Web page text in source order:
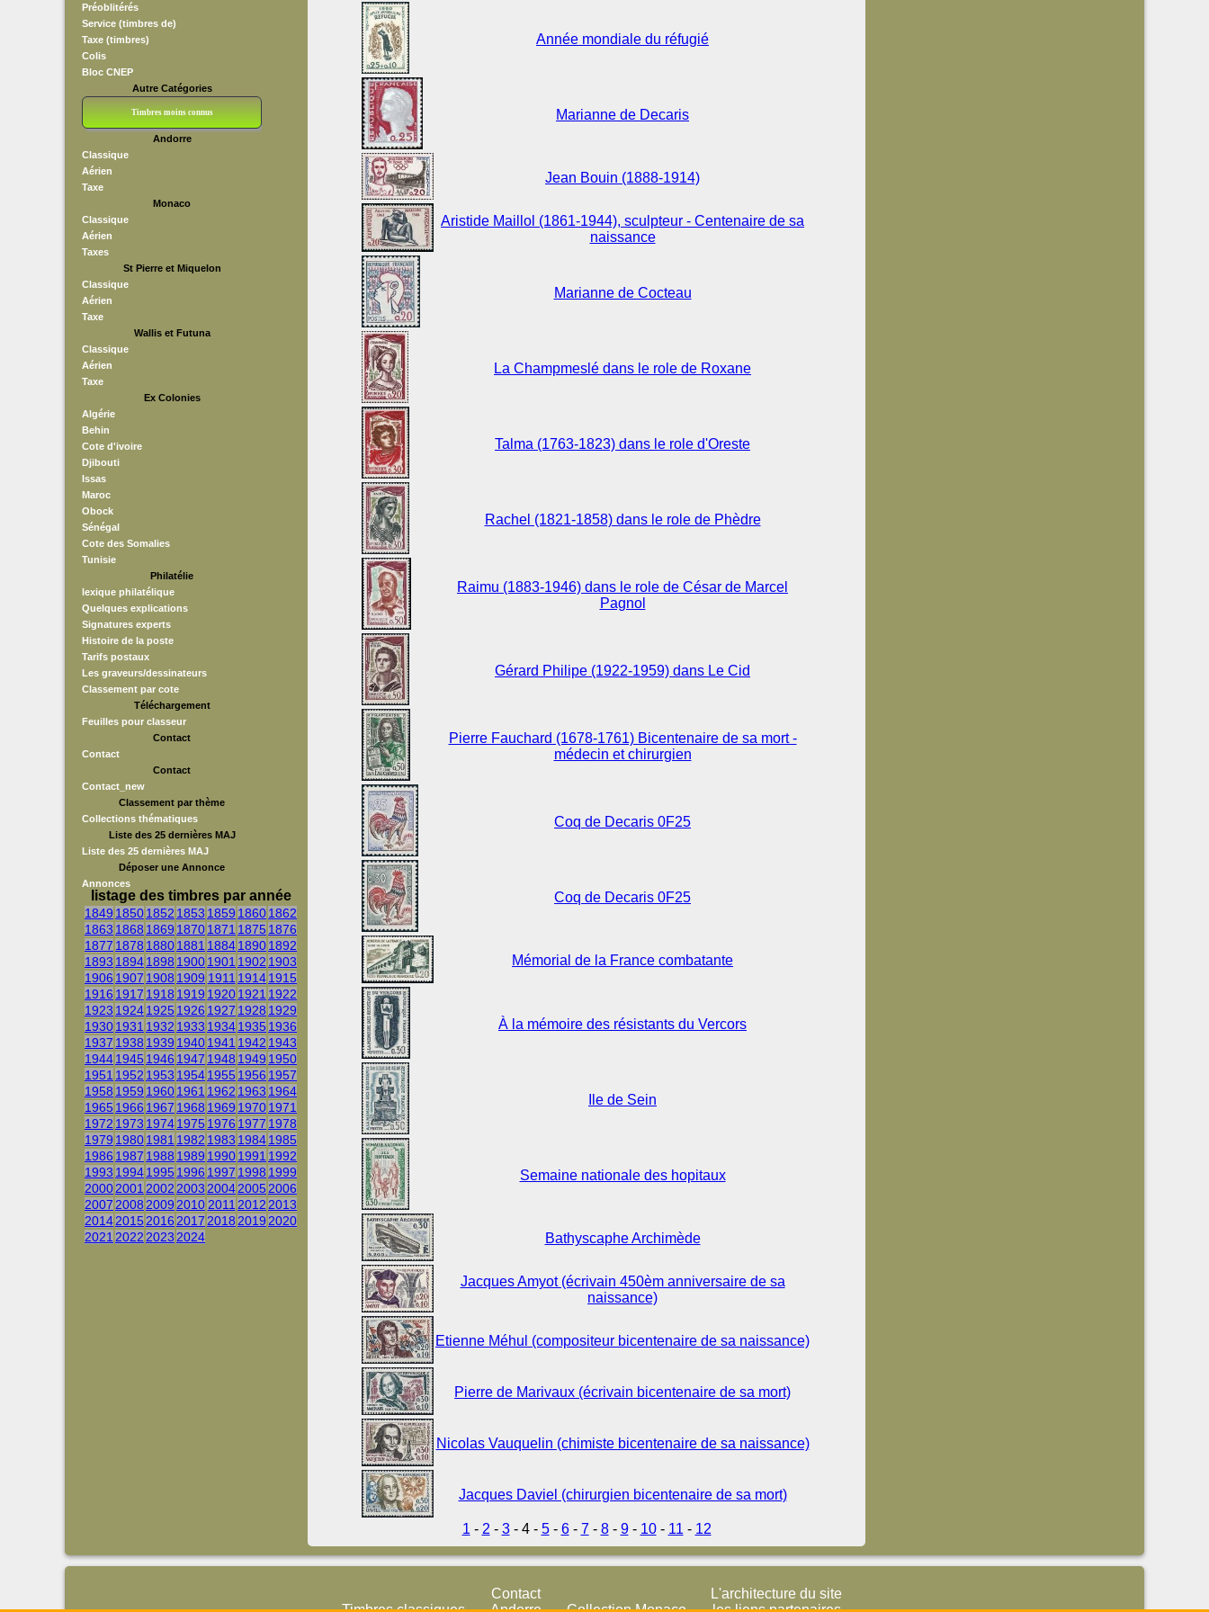
Préoblitérés
Service (timbres de)
Taxe (timbres)
Colis
Bloc CNEP
Autre Catégories
Timbres moins connus
Andorre
Classique
Aérien
Taxe
Monaco
Classique
Aérien
Taxes
St Pierre et Miquelon
Classique
Aérien
Taxe
Wallis et Futuna
Classique
Aérien
Taxe
Ex Colonies
Algérie
Behin
Cote d'ivoire
Djibouti
Issas
Maroc
Obock
Sénégal
Cote des Somalies
Tunisie
Philatélie
lexique philatélique
Quelques explications
Signatures experts
Histoire de la poste
Tarifs postaux
Les graveurs/dessinateurs
Classement par cote
Téléchargement
Feuilles pour classeur
Contact
Contact
Contact
Contact_new
Classement par thème
Collections thématiques
Liste des 25 dernières MAJ
Liste des 25 dernières MAJ
Déposer une Annonce
Annonces
listage des timbres par année
1849 18501852 1853 1859 18601862
1863 1868 1869 18701871 1875 1876
1877 1878 18801881 188418901892
1893 18941898 19001901 1902 1903
1906 1907 1908 1909 1911 19141915
1916 1917 1918 1919 19201921 1922
1923 19241925 1926 1927 1928 1929
19301931 1932 1933 19341935 1936
1937 1938 1939 19401941 1942 1943
19441945 1946 1947 1948 1949 1950
1951 1952 1953 19541955 1956 1957
1958 1959 19601961 1962 1963 1964
1965 1966 1967 1968 1969 19701971
1972 1973 19741975 1976 1977 1978
1979 19801981 1982 1983 19841985
1986 1987 1988 1989 19901991 1992
1993 19941995 1996 1997 1998 1999
20002001 2002 2003 20042005 2006
2007 2008 2009 2010 2011 2012 2013
20142015 2016 2017 2018 2019 2020
2021 2022 2023 2024
Année mondiale du réfugié
Marianne de Decaris
Jean Bouin (1888-1914)
Aristide Maillol (1861-1944), sculpteur - Centenaire de sa
naissance
Marianne de Cocteau
La Champmeslé dans le role de Roxane
Talma (1763-1823) dans le role d'Oreste
Rachel (1821-1858) dans le role de Phèdre
Raimu (1883-1946) dans le role de César de Marcel
Pagnol
Gérard Philipe (1922-1959) dans Le Cid
Pierre Fauchard (1678-1761) Bicentenaire de sa mort -
médecin et chirurgien
Coq de Decaris 0F25
Coq de Decaris 0F25
Mémorial de la France combatante
À la mémoire des résistants du Vercors
Ile de Sein
Semaine nationale des hopitaux
Bathyscaphe Archimède
Jacques Amyot (écrivain 450èm anniversaire de sa
naissance)
Etienne Méhul (compositeur bicentenaire de sa naissance)
Pierre de Marivaux (écrivain bicentenaire de sa mort)
Nicolas Vauquelin (chimiste bicentenaire de sa naissance)
Jacques Daviel (chirurgien bicentenaire de sa mort)
1 - 2 - 3- 4 - 5- 6- 7 - 8- 9- 10- 11 - 12
Contact
L'architecture du site